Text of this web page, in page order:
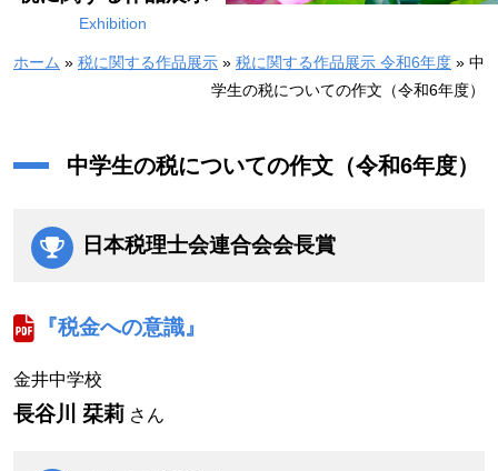
Exhibition
ホーム » 税に関する作品展示 » 税に関する作品展示 令和6年度 » 中
学生の税についての作文（令和6年度）
中学生の税についての作文 （令和6年度）
日本税理士会連合会会長賞
『税金への意識』
金井中学校
長谷川 栞莉 さん